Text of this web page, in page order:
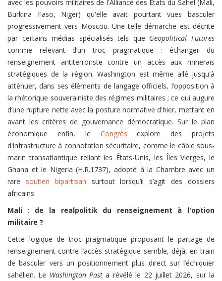
avec les pouvoirs militaires de l'Alliance des États du Sahel (Mali,
Burkina Faso, Niger) qu'elle avait pourtant vues basculer
progressivement vers Moscou. Une telle démarche est décrite
par certains médias spécialisés tels que Geopolitical Futures
comme relevant d’un troc pragmatique : échanger du
renseignement antiterroriste contre un accès aux minerais
stratégiques de la région. Washington est même allé jusqu'à
atténuer, dans ses éléments de langage officiels, l’opposition à
la rhétorique souverainiste des régimes militaires ; ce qui augure
d’une rupture nette avec la posture normative d'hier, mettant en
avant les critères de gouvernance démocratique. Sur le plan
économique enfin, le Congrès explore des projets
d'infrastructure à connotation sécuritaire, comme le câble sous-
marin transatlantique reliant les États-Unis, les Îles Vierges, le
Ghana et le Nigeria (H.R.1737), adopté à la Chambre avec un
rare soutien bipartisan surtout lorsqu’il s’agit des dossiers
africains.
Mali : de la realpolitik du renseignement à l'option
militaire ?
Cette logique de troc pragmatique proposant le partage de
renseignement contre l’accès stratégique semble, déjà, en train
de basculer vers un positionnement plus direct sur l’échiquier
sahélien. Le Washington Post a révélé le 22 juillet 2026, sur la